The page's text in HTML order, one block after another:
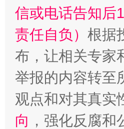
信或电话告知后
责任自负） 根据
布，让相关专家
举报的内容转至
观点和对其真实
向 ，强化反腐